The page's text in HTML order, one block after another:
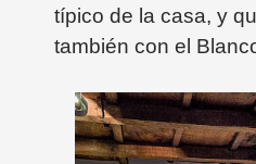
típico de la casa, y
también con el